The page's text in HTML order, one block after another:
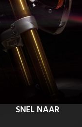
SNEL NAAR